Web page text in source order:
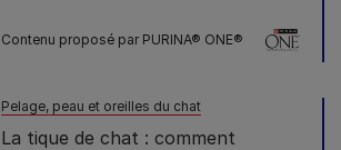
Contenu proposé par PURINA® ONE®
Pelage, peau et oreilles du chat
La tique de chat : comment